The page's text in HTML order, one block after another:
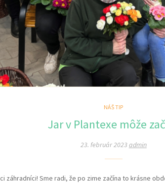
NÁŠ TIP
Jar v Plantexe môže
23. február 2023admin
záhradníci! Sme radi, že po zime začína to krásne